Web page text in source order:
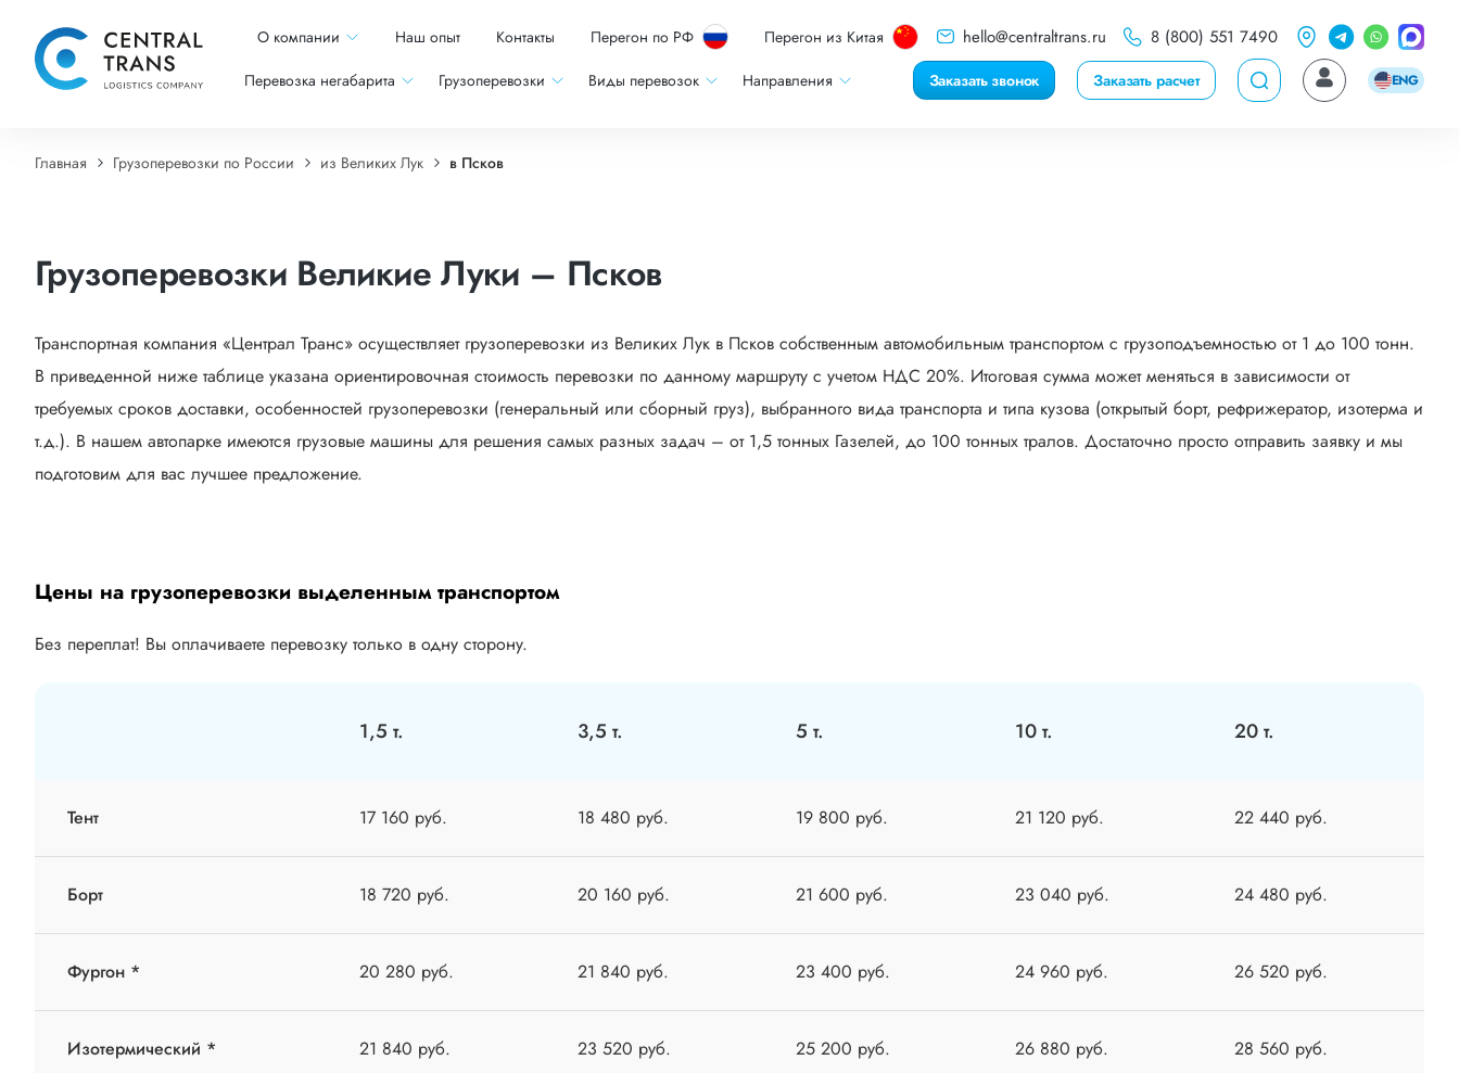
О компании Наш опыт Контакты Перегон по РФ Перегон из Китая hello@centraltrans.ru 8 (800) 551 7490
Перевозка негабарита Грузоперевозки Виды перевозок Направления Заказать звонок Заказать расчет ENG
Главная Грузоперевозки по России из Великих Лук в Псков
Грузоперевозки Великие Луки – Псков
Транспортная компания «Централ Транс» осуществляет грузоперевозки из Великих Лук в Псков собственным автомобильным транспортом с грузоподъемностью от 1 до 100 тонн.
В приведенной ниже таблице указана ориентировочная стоимость перевозки по данному маршруту с учетом НДС 20%. Итоговая сумма может меняться в зависимости от
требуемых сроков доставки, особенностей грузоперевозки (генеральный или сборный груз), выбранного вида транспорта и типа кузова (открытый борт, рефрижератор, изотерма и
т.д.). В нашем автопарке имеются грузовые машины для решения самых разных задач – от 1,5 тонных Газелей, до 100 тонных тралов. Достаточно просто отправить заявку и мы
подготовим для вас лучшее предложение.
Цены на грузоперевозки выделенным транспортом
Без переплат! Вы оплачиваете перевозку только в одну сторону.
1,5 т. 3,5 т. 5 т. 10 т. 20 т.
Тент 17 160 руб. 18 480 руб. 19 800 руб. 21 120 руб. 22 440 руб.
Борт 18 720 руб. 20 160 руб. 21 600 руб. 23 040 руб. 24 480 руб.
Фургон * 20 280 руб. 21 840 руб. 23 400 руб. 24 960 руб. 26 520 руб.
Изотермический * 21 840 руб. 23 520 руб. 25 200 руб. 26 880 руб. 28 560 руб.